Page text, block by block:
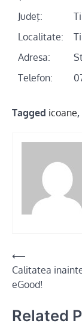
Judeţ:
Localitate:
Adresa:
Telefon:
Tagged icoane,
Post
navigation
⟵
Calitatea
eGood!
Related